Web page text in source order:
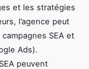
et les stratégies
l’agence peut
SEA et
Ads).
peuvent